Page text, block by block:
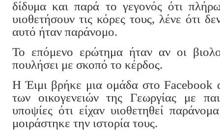
δίδυμα και παρά το γεγονός ότι
υιοθετήσουν τις κόρες τους, λένε ότι
αυτό ήταν παράνομο.
Το επόμενο ερώτημα ήταν αν οι
πουλήσει με σκοπό το κέρδος.
Η Έιμι βρήκε μια ομάδα στο Facebook
των οικογενειών της Γεωργίας με
υποψίες ότι είχαν υιοθετηθεί
μοιράστηκε την ιστορία τους.